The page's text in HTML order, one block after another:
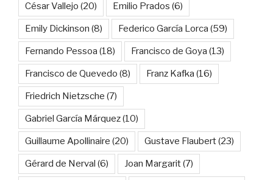
César Vallejo (20) Emilio Prados (6)
Emily Dickinson (8) Federico García Lorca (59)
Fernando Pessoa (18) Francisco de Goya (13)
Francisco de Quevedo (8) Franz Kafka (16)
Friedrich Nietzsche (7)
Gabriel García Márquez(10)
Guillaume Apollinaire (20) Gustave Flaubert(23)
Gérard de Nerval (6) Joan Margarit(7)